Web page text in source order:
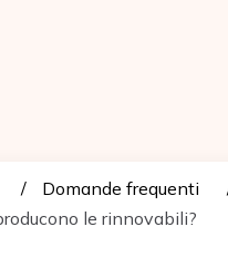
Domande frequenti
le rinnovabili?